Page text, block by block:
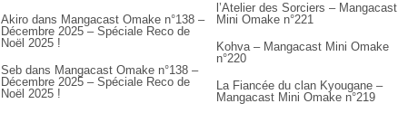
Akiro dans Mangacast Omake n°138 –
Décembre 2025 – Spéciale Reco de
Noël 2025 !
Seb dans Mangacast Omake n°138 –
Décembre 2025 – Spéciale Reco de
Noël 2025 !
l’Atelier des Sorciers – Mangacast
Mini Omake n°221
Kohva – Mangacast Mini Omake
n°220
La Fiancée du clan Kyougane –
Mangacast Mini Omake n°219